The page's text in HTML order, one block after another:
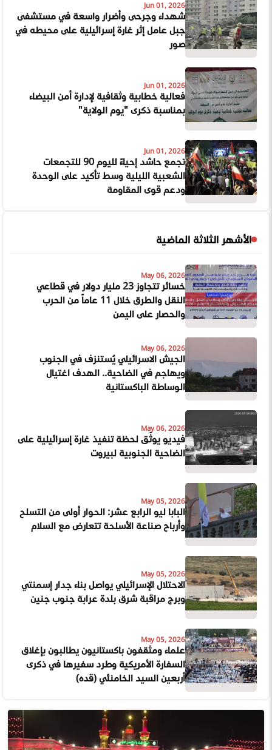
Jun 01, 2026
شهداء وجرحى وأضرار واسعة في مستشفى
جبل عامل إثر غارة إسرائيلية على محيطه في
صور
Jun 01, 2026
فعالية خطابية وثقافية لإدارة أمن البيضاء
بمناسبة ذكرى "يوم الولاية"
Jun 01, 2026
تجمع حاشد إحياءً لليوم 90 للتجمعات
الشعبية الليلية وسط تأكيد على الوحدة
ودعم قوى المقاومة
الأشهر الثلاثة الماضية
May 06, 2026
خسائر تتجاوز 23 مليار دولار في قطاعي
النقل والطرق خلال 11 عاماً من الحرب
والحصار على اليمن
May 06, 2026
الجيش الاسرائيلي يُستنزف في الجنوب
ويهاجم في الضاحية.. الهدف اغتيال
الوساطة الباكستانية
May 06, 2026
فيديو يوثّق لحظة تنفيذ غارة إسرائيلية على
الضاحية الجنوبية لبيروت
May 05, 2026
البابا ليو الرابع عشر: الحوار أولى من التسلح
وأرباح صناعة الأسلحة تتعارض مع السلام
May 05, 2026
الاحتلال الإسرائيلي يواصل بناء جدار إسمنتي
وبرج مراقبة شرق بلدة عرابة جنوب جنين
May 05, 2026
علماء ومثقفون باكستانيون يطالبون بإغلاق
السفارة الأمريكية وطرد سفيرها في ذكرى
أربعين السيد الخامنئي (قده)